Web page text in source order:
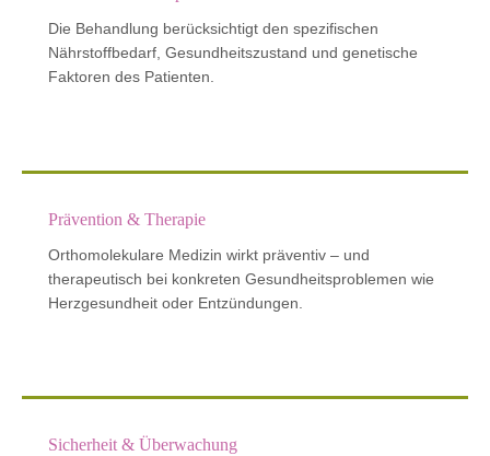
Die Behandlung berücksichtigt den spezifischen
Nährstoffbedarf, Gesundheitszustand und genetische
Faktoren des Patienten.
Prävention & Therapie
Orthomolekulare Medizin wirkt präventiv – und
therapeutisch bei konkreten Gesundheitsproblemen wie
Herzgesundheit oder Entzündungen.
Sicherheit & Überwachung